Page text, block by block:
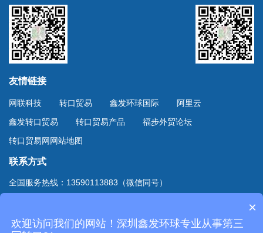
友情链接
网联科技 转口贸易 鑫发环球国际
阿里云
鑫发转口贸易
转口贸易产品
福步外贸论坛
转口贸易网网站地图
联系方式
全国服务热线：13590113883（微信同号）
Copyright © 2020 深圳市鑫发环球国际货运有限公司
×
欢迎访问我们的网站！深圳鑫发环球专业从事第三